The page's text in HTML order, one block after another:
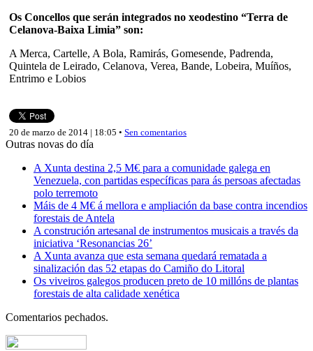
Os Concellos que serán integrados no xeodestino “Terra de
Celanova-Baixa Limia” son:
A Merca, Cartelle, A Bola, Ramirás, Gomesende, Padrenda,
Quintela de Leirado, Celanova, Verea, Bande, Lobeira, Muíños,
Entrimo e Lobios
20 de marzo de 2014 | 18:05 • Sen comentarios
Outras novas do día
A Xunta destina 2,5 M€ para a comunidade galega en
Venezuela, con partidas específicas para ás persoas afectadas
polo terremoto
Máis de 4 M€ á mellora e ampliación da base contra incendios
forestais de Antela
A construción artesanal de instrumentos musicais a través da
iniciativa ‘Resonancias 26’
A Xunta avanza que esta semana quedará rematada a
sinalización das 52 etapas do Camiño do Litoral
Os viveiros galegos producen preto de 10 millóns de plantas
forestais de alta calidade xenética
Comentarios pechados.